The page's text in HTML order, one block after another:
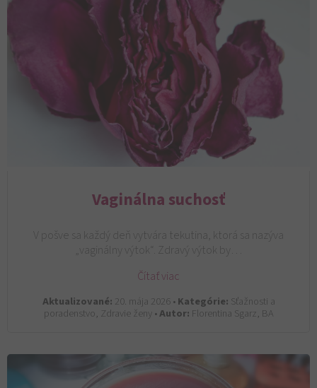
Vaginálna suchosť
V pošve sa každý deň vytvára tekutina, ktorá sa nazýva
„vaginálny výtok“. Zdravý výtok by…
Čítať viac
Aktualizované: 20. mája 2026 •Kategórie: Sťažnosti a
poradenstvo, Zdravie ženy •Autor: Florentina Sgarz, BA